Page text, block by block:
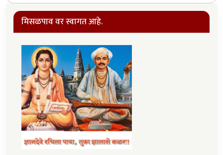
मिसळपाव वर स्वागत आहे.